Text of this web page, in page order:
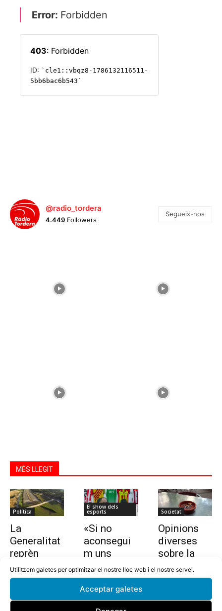
Utilitzem galetes per optimitzar el nostre lloc web i el nostre servei.
Acceptar galetes
@radio_tordera
4.449 Followers
Segueix-nos
MÉS LLEGIT
Política
La
Generalitat
reprèn
l’estudi per
allargar la
Tordera
El show dels
esports
«Si no
aconsegui
m uns
10.000
euros en
dues
setmanes,
Societat
Opinions
diverses
sobre la
nova llei
que vol
fumar a les